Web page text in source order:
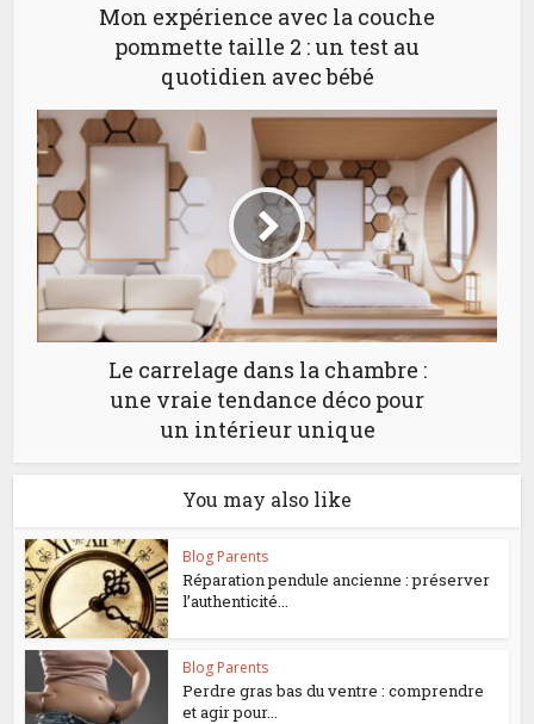
Mon expérience avec la couche
pommette taille 2 : un test au
quotidien avec bébé
Le carrelage dans la chambre :
une vraie tendance déco pour
un intérieur unique
You may also like
Blog Parents
Réparation pendule ancienne : préserver
l’authenticité...
Blog Parents
Perdre gras bas du ventre : comprendre
et agir pour...